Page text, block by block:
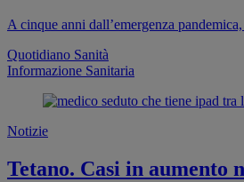
A cinque anni dall’emergenza
Quotidiano Sanità
Informazione Sanitaria
Notizie
Tetano. Casi in aumento